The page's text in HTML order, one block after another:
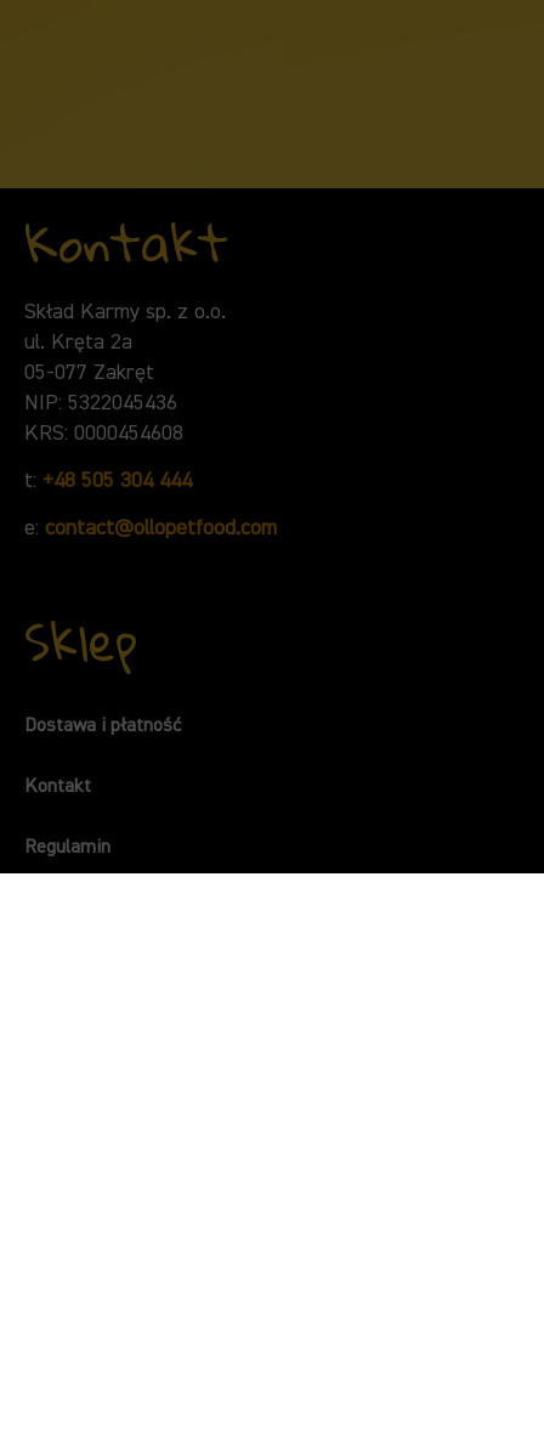
Kontakt
Skład Karmy sp. z o.o.
ul. Kręta 2a
05-077 Zakręt
NIP: 5322045436
KRS: 0000454608
t: +48 505 304 444
e: contact@ollopetfood.com
Sklep
Dostawa i płatność
Kontakt
Regulamin